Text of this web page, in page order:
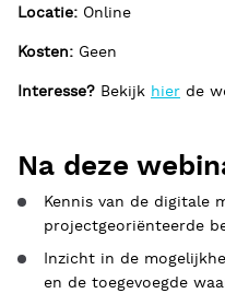
Locatie: Online
Kosten: Geen
Interesse? Bekijk hier de
Na deze
Kennis van de digitale
projectgeoriënteerde
Inzicht in de
en de toegevoegde